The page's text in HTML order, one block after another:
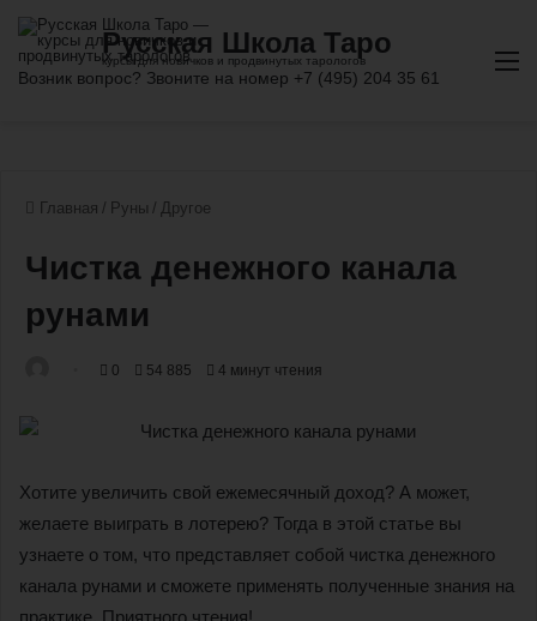
Главная / Руны / Другое
Чистка денежного канала
рунами
0 54 885 4 минут чтения
Хотите увеличить свой ежемесячный доход? А может,
желаете выиграть в лотерею? Тогда в этой статье вы
узнаете о том, что представляет собой чистка денежного
канала рунами и сможете применять полученные знания на
практике. Приятного чтения!